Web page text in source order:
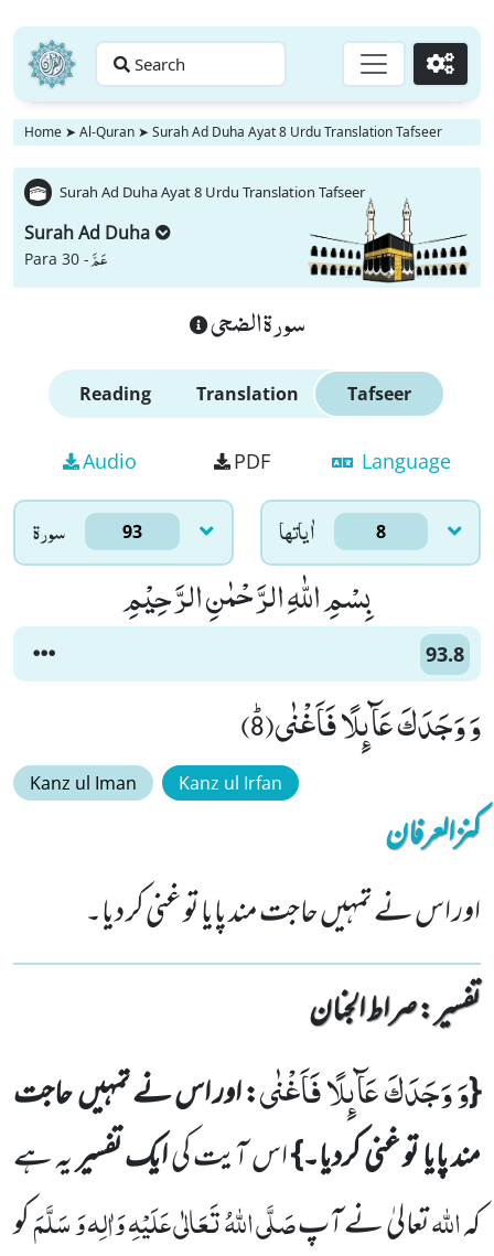
Search Go
Home ➤ Al-Quran ➤ Surah Ad Duha Ayat 8 Urdu Translation Tafseer
Surah Ad Duha Ayat 8 Urdu Translation Tafseer
Surah Ad Duha
Para 30 -عَمَّ
سورة الضحى
Reading Translation Tafseer
Audio PDF Language
سورۃ 93 اٰياتها 8
بِسْمِ اللّٰهِ الرَّحْمٰنِ الرَّحِیْمِ
93.8
وَ وَجَدَكَ عَآىٕلًا فَاَغْنٰىﭤ(8)
Kanz ul Iman Kanz ul Irfan
کنزالعرفان
اور اس نے تمہیں حاجت مند پایا تو غنی کر دیا۔
تفسیر : ‎صراط الجنان
{وَ وَجَدَكَ عَآىٕلًا فَاَغْنٰى:اوراس نے تمہیںحاجت
مند پایا تو غنی کردیا۔}اس آیت کیایک تفسیریہ ہے
کہاللّٰہتعالیٰ نے آپصَلَّی اللّٰہُ تَعَالٰی عَلَیْہِ وَاٰلِہ وَ سَلَّمَکو